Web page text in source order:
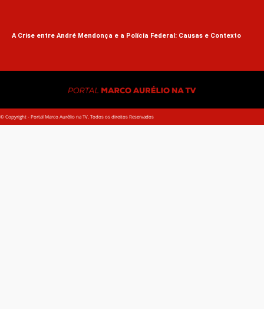
A Crise entre André Mendonça e a Polícia Federal: Causas e Contexto
© Copyright - Portal Marco Aurélio na TV. Todos os direitos Reservados